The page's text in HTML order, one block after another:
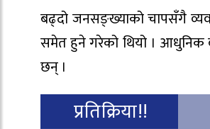
बढ्दो जनसङ्ख्याको चापसँगै
समेत हुने गरेको थियो । आधुनिक
छन् ।
प्रतिक्रिया!!